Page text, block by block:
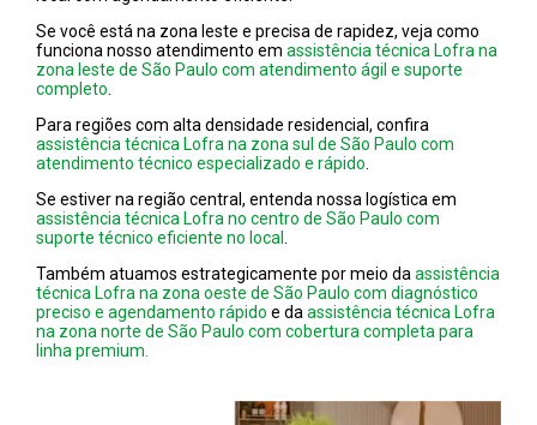
Se você está na zona leste e precisa de rapidez, veja como
funciona nosso atendimento em assistência técnica Lofra na
zona leste de São Paulo com atendimento ágil e suporte
completo
Para regiões com alta densidade residencial, confira
assistência técnica Lofra na zona sul de São Paulo com
atendimento técnico especializado e rápido
Se estiver na região central, entenda nossa logística em
assistência técnica Lofra no centro de São Paulo com
suporte técnico eficiente no local
Também atuamos estrategicamente por meio da assistência
técnica Lofra na zona oeste de São Paulo com diagnóstico
preciso e agendamento rápido e da assistência técnica Lofra
na zona norte de São Paulo com cobertura completa para
linha premium.